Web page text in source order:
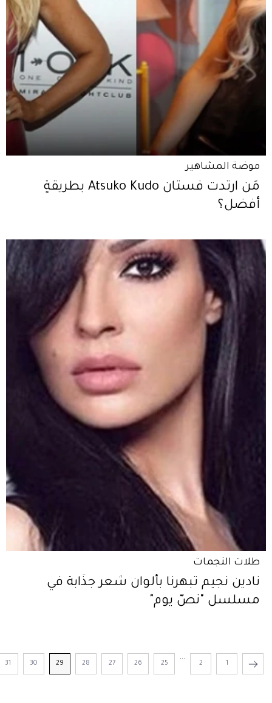
موضة المشاهير
مَن ارتدت فستان Atsuko Kudo بطريقةٍ
أفضل؟
طلات النجمات
نادين نجيم تبهرنا بألوان شعر جذّابة في
مسلسل "نصّ يوم"
1
2
...
25
26
27
28
29
30
31